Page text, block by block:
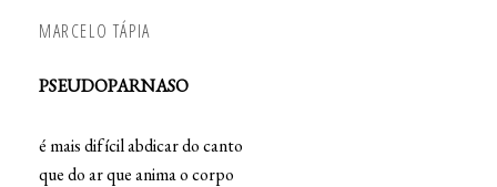
MARCELO TÁPIA
PSEUDOPARNASO
é mais difícil abdicar do canto
que do ar que anima o corpo